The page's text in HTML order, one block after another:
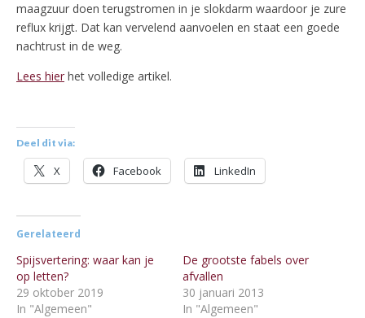
maagzuur doen terugstromen in je slokdarm waardoor je zure
reflux krijgt. Dat kan vervelend aanvoelen en staat een goede
nachtrust in de weg.
Lees hier het volledige artikel.
Deel dit via:
X Facebook LinkedIn
Gerelateerd
Spijsvertering: waar kan je
op letten?
29 oktober 2019
In "Algemeen"
De grootste fabels over
afvallen
30 januari 2013
In "Algemeen"